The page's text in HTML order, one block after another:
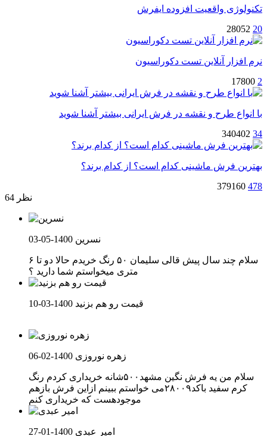
تکنولوژی واقعیت افزوده ایفرش
20
28052
نرم افزار آنلاین تست دکوراسیون
2
17800
با انواع طرح و نقشه در فرش ایرانی بیشتر آشنا شوید
34
340402
بهترین فرش ماشینی کدام است؟ از کدام برند؟
478
379160
64 نظر
نسرین 1400-05-03
سلام چند سال پیش قالی سلیمان ۵۰ رنگ خریدم حالا دو تا ۶
متری میخواستم شما دارید ؟
قیمت رو هم بزنید 1400-03-10
زهره نوروزی 1400-02-06
سلام من یه فرش نگین مشهد۵۰۰شانه خریداری کردم رنگ
کرم سفید باکد۲۸۰۰۹می خواستم ببینم ازاین فرش بازهم
موجودهست که خریداری کنم
امیر عبدی 1400-01-27